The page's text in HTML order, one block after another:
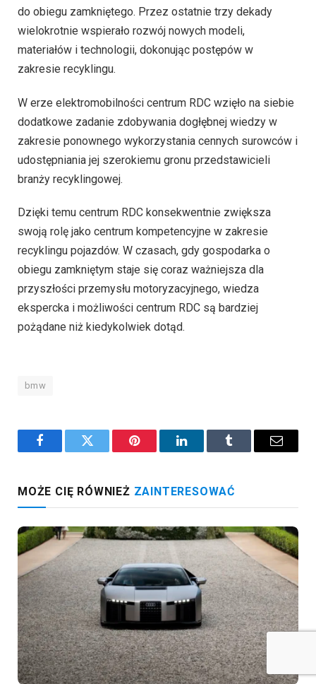
do obiegu zamkniętego. Przez ostatnie trzy dekady
wielokrotnie wspierało rozwój nowych modeli,
materiałów i technologii, dokonując postępów w
zakresie recyklingu.
W erze elektromobilności centrum RDC wzięło na siebie
dodatkowe zadanie zdobywania dogłębnej wiedzy w
zakresie ponownego wykorzystania cennych surowców i
udostępniania jej szerokiemu gronu przedstawicieli
branży recyklingowej.
Dzięki temu centrum RDC konsekwentnie zwiększa
swoją rolę jako centrum kompetencyjne w zakresie
recyklingu pojazdów. W czasach, gdy gospodarka o
obiegu zamkniętym staje się coraz ważniejsza dla
przyszłości przemysłu motoryzacyjnego, wiedza
ekspercka i możliwości centrum RDC są bardziej
pożądane niż kiedykolwiek dotąd.
bmw
FacebookTwitter Pinterest LinkedInTumblr Email
MOŻE CIĘ RÓWNIEŻ ZAINTERESOWAĆ